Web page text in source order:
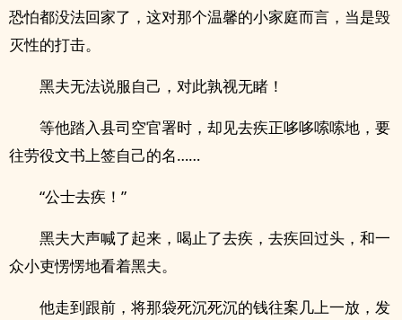
恐怕都没法回家了，这对那个温馨的小家庭而言，当是毁
灭性的打击。
黑夫无法说服自己，对此孰视无睹！
等他踏入县司空官署时，却见去疾正哆哆嗦嗦地，要
往劳役文书上签自己的名……
“公士去疾！”
黑夫大声喊了起来，喝止了去疾，去疾回过头，和一
众小吏愣愣地看着黑夫。
他走到跟前，将那袋死沉死沉的钱往案几上一放，发